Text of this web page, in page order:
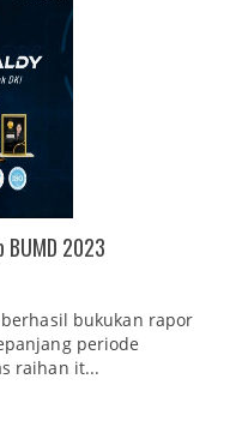
BUMD 2023
berhasil bukukan rapor
periode
raihan it...